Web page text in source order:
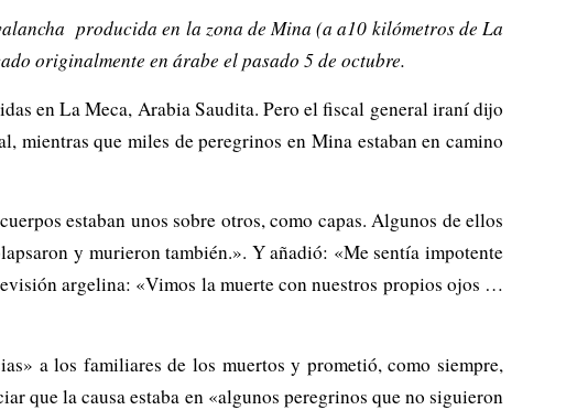
producida en la zona de Mina (a a10 kilómetros de La
originalmente en árabe el pasado 5 de octubre.
en La Meca, Arabia Saudita. Pero el fiscal general iraní dijo
mientras que miles de peregrinos en Mina estaban en camino
estaban unos sobre otros, como capas. Algunos de ellos
y murieron también.». Y añadió: «Me sentía impotente
argelina: «Vimos la muerte con nuestros propios ojos …
a los familiares de los muertos y prometió, como siempre,
que la causa estaba en «algunos peregrinos que no siguieron